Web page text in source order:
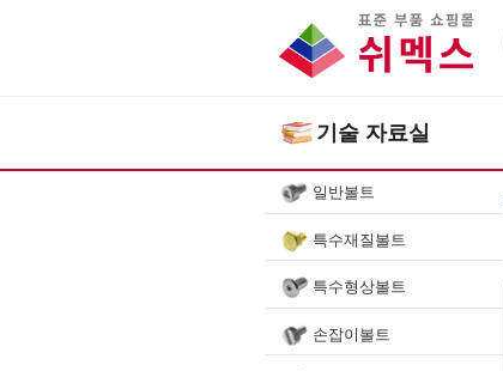
기술 자료실
일반볼트
특수재질볼트
특수형상볼트
손잡이볼트